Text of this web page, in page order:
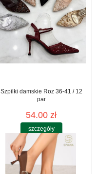
Szpilki damskie Roz 36-41 / 12
par
54.00 zł
szczegóły